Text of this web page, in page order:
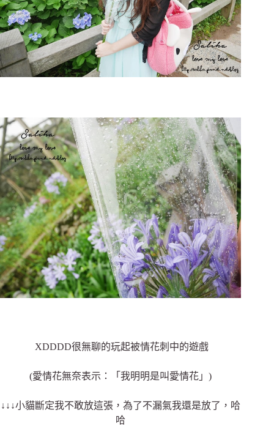
XDDDD很無聊的玩起被情花刺中的遊戲
(愛情花無奈表示：「我明明是叫愛情花」)
↓↓↓小貓斷定我不敢放這張，為了不漏氣我還是放了，哈
哈